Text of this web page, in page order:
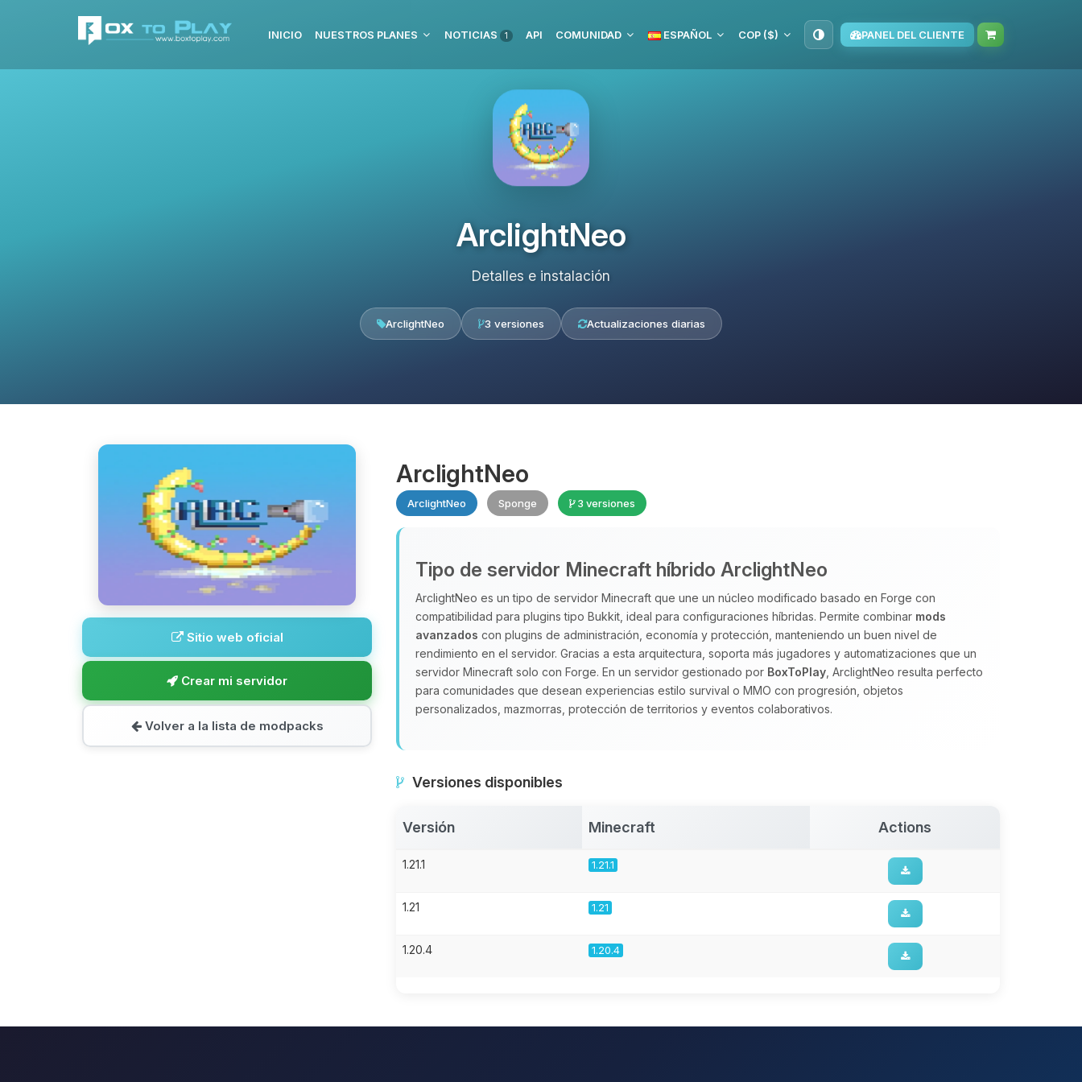
INICIO NUESTROS PLANES NOTICIAS 1 API COMUNIDAD ESPAÑOL COP ($) PANEL DEL CLIENTE
ArclightNeo
Detalles e instalación
ArclightNeo 3 versiones Actualizaciones diarias
Sitio web oficial
Crear mi servidor
Volver a la lista de modpacks
ArclightNeo
ArclightNeo Sponge 3 versiones
Tipo de servidor Minecraft híbrido ArclightNeo
ArclightNeo es un tipo de servidor Minecraft que une un núcleo modificado basado en Forge con
compatibilidad para plugins tipo Bukkit, ideal para configuraciones híbridas. Permite combinar mods
avanzados con plugins de administración, economía y protección, manteniendo un buen nivel de
rendimiento en el servidor. Gracias a esta arquitectura, soporta más jugadores y automatizaciones que un
servidor Minecraft solo con Forge. En un servidor gestionado por BoxToPlay , ArclightNeo resulta perfecto
para comunidades que desean experiencias estilo survival o MMO con progresión, objetos
personalizados, mazmorras, protección de territorios y eventos colaborativos.
Versiones disponibles
Versión Minecraft Actions
1.21.1 1.21.1
1.21 1.21
1.20.4 1.20.4